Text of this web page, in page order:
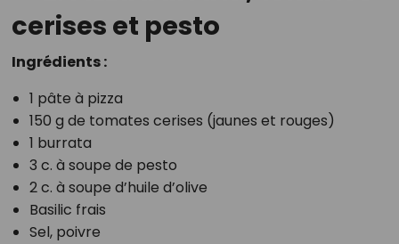
cerises et pesto
Ingrédients :
1 pâte à pizza
150 g de tomates cerises (jaunes et rouges)
1 burrata
3 c. à soupe de pesto
2 c. à soupe d’huile d’olive
Basilic frais
Sel, poivre